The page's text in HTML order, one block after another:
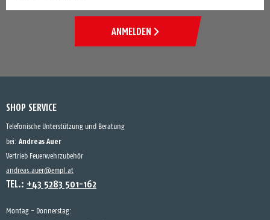
ANMELDEN
SHOP SERVICE
Telefonische Unterstützung und Beratung
bei: Andreas Auer
Vertrieb Feuerwehrzubehör
andreas.auer@empl.at
TEL.: +43 5283 501-162
Montag - Donnerstag: